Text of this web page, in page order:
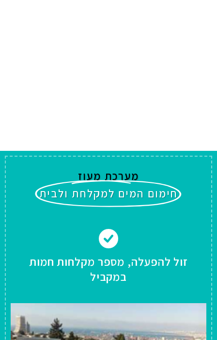
מערכת מעוז
חימום המים למקלחת ולבית
זול להפעלה, מספר מקלחות חמות
במקביל
עלות הפעלה שנתית למי מקלחת
₪.